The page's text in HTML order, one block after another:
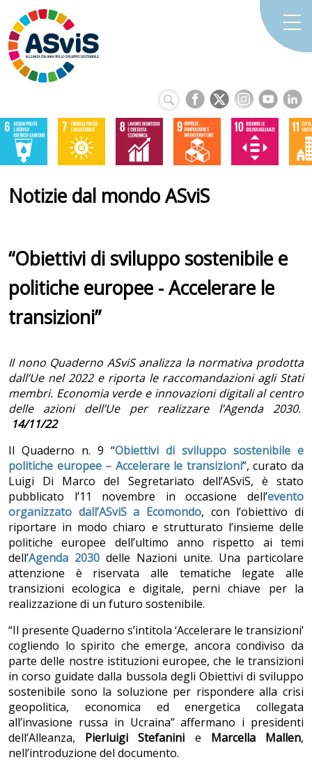
Notizie dal mondo ASviS
“Obiettivi di sviluppo sostenibile e
politiche europee - Accelerare le
transizioni”
Il nono Quaderno ASviS analizza la normativa prodotta
dall’Ue nel 2022 e riporta le raccomandazioni agli Stati
membri. Economia verde e innovazioni digitali al centro
delle azioni dell’Ue per realizzare l’Agenda 2030.
14/11/22
Il Quaderno n. 9 “Obiettivi di sviluppo sostenibile e
politiche europee – Accelerare le transizioni”, curato da
Luigi Di Marco del Segretariato dell’ASviS, è stato
pubblicato l’11 novembre in occasione dell’evento
organizzato dall’ASviS a Ecomondo, con l’obiettivo di
riportare in modo chiaro e strutturato l’insieme delle
politiche europee dell’ultimo anno rispetto ai temi
dell’Agenda 2030 delle Nazioni unite. Una particolare
attenzione è riservata alle tematiche legate alle
transizioni ecologica e digitale, perni chiave per la
realizzazione di un futuro sostenibile.
“Il presente Quaderno s’intitola ‘Accelerare le transizioni’
cogliendo lo spirito che emerge, ancora condiviso da
parte delle nostre istituzioni europee, che le transizioni
in corso guidate dalla bussola degli Obiettivi di sviluppo
sostenibile sono la soluzione per rispondere alla crisi
geopolitica, economica ed energetica collegata
all’invasione russa in Ucraina” affermano i presidenti
dell’Alleanza, Pierluigi Stefanini e Marcella Mallen,
nell’introduzione del documento.